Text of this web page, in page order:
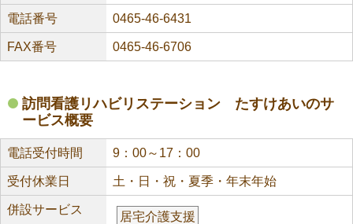
電話番号 0465-46-6431
FAX番号 0465-46-6706
訪問看護リハビリステーション たすけあいのサ
ービス概要
電話受付時間 9：00～17：00
受付休業日 土・日・祝・夏季・年末年始
併設サービス
居宅介護支援